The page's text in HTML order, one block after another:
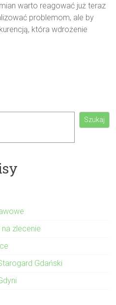
warto reagować już teraz
problemom, ale by
która wdrożenie
Szukaj
zlecenie
Gdański